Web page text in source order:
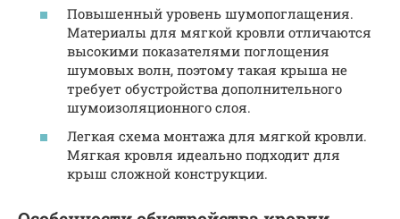
Повышенный уровень шумопоглащения.
Материалы для мягкой кровли отличаются
высокими показателями поглощения
шумовых волн, поэтому такая крыша не
требует обустройства дополнительного
шумоизоляционного слоя.
Легкая схема монтажа для мягкой кровли.
Мягкая кровля идеально подходит для
крыш сложной конструкции.